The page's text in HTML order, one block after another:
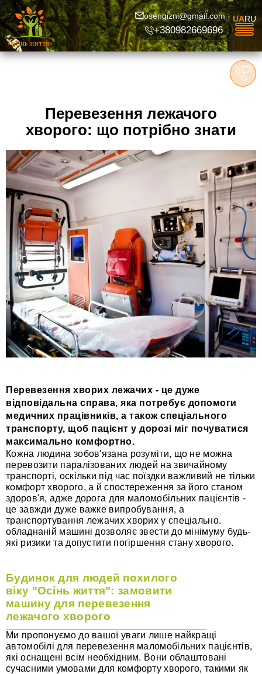
«осінь життя»
UARU
osengizni@gmail.com
+380982669696
Перевезення лежачого
хворого: що потрібно знати
Перевезення хворих лежачих - це дуже
відповідальна справа, яка потребує допомоги
медичних працівників, а також спеціального
транспорту, щоб пацієнт у дорозі міг почуватися
максимально комфортно.
Кожна людина зобов'язана розуміти, що не можна
перевозити паралізованих людей на звичайному
транспорті, оскільки під час поїздки важливий не тільки
комфорт хворого, а й спостереження за його станом
здоров'я, адже дорога для маломобільних пацієнтів -
це завжди дуже важке випробування, а
транспортування лежачих хворих у спеціально.
обладнаній машині дозволяє звести до мінімуму будь-
які ризики та допустити погіршення стану хворого.
Будинок для людей похилого
віку "Осінь життя": замовити
машину для перевезення
лежачого хворого
Ми пропонуємо до вашої уваги лише найкращі
автомобілі для перевезення маломобільних пацієнтів,
які оснащені всім необхідним. Вони облаштовані
сучасними умовами для комфорту хворого, такими як